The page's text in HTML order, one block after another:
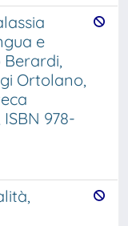
e
Ortolano,
978-